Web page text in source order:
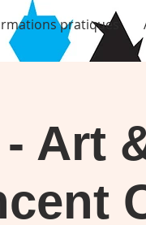
pratiques
Art